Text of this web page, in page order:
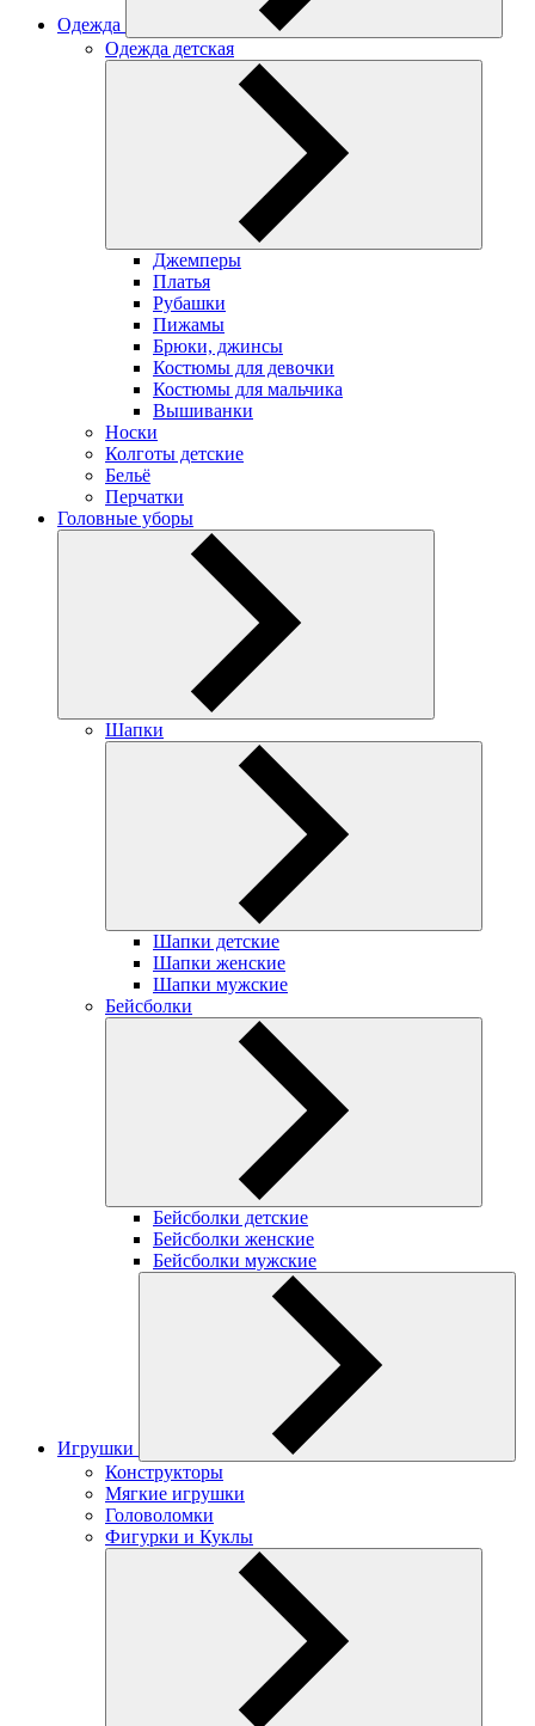
Одежда
Одежда детская
Джемперы
Платья
Рубашки
Пижамы
Брюки, джинсы
Костюмы для девочки
Костюмы для мальчика
Вышиванки
Носки
Колготы детские
Бельё
Перчатки
Головные уборы
Шапки
Шапки детские
Шапки женские
Шапки мужские
Бейсболки
Бейсболки детские
Бейсболки женские
Бейсболки мужские
Игрушки
Конструкторы
Мягкие игрушки
Головоломки
Фигурки и Куклы